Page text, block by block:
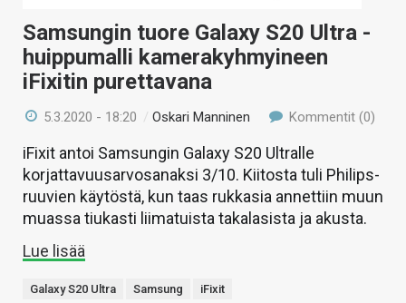
Samsungin tuore Galaxy S20 Ultra -
huippumalli kamerakyhmyineen
iFixitin purettavana
5.3.2020 - 18:20 /Oskari Manninen Kommentit (0)
iFixit antoi Samsungin Galaxy S20 Ultralle
korjattavuusarvosanaksi 3/10. Kiitosta tuli Philips-
ruuvien käytöstä, kun taas rukkasia annettiin muun
muassa tiukasti liimatuista takalasista ja akusta.
Lue lisää
Galaxy S20 Ultra Samsung iFixit